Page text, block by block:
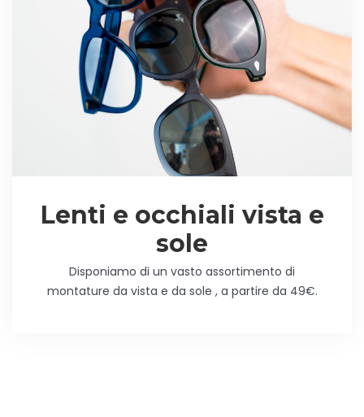
Lenti e occhiali vista e
sole
Disponiamo di un vasto assortimento di
montature da vista e da sole , a partire da 49€.